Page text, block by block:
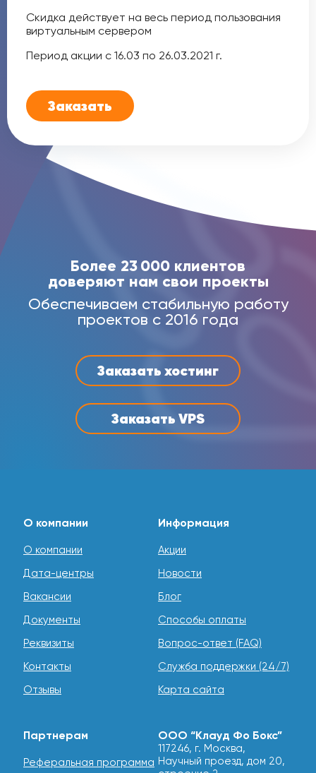
Скидка действует на весь период пользования
виртуальным сервером
Период акции с 16.03 по 26.03.2021 г.
Заказать
Заказать хостинг
Заказать VPS
Более 23 000 клиентов
доверяют нам свои проекты
Обеспечиваем стабильную работу
проектов с 2016 года
О компании
О компании
Дата-центры
Вакансии
Документы
Реквизиты
Контакты
Отзывы
Информация
Акции
Новости
Блог
Способы оплаты
Вопрос-ответ (FAQ)
Служба поддержки (24/7)
Карта сайта
Партнерам
Реферальная программа
ООО “Клауд Фо Бокс”
117246, г. Москва,
Научный проезд, дом 20,